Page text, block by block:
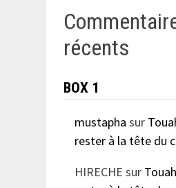
récents
BOX 1
mustapha sur
rester à la tête du
HIRECHE sur